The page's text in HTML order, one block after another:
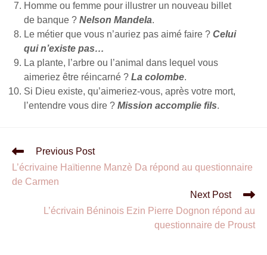
Homme ou femme pour illustrer un nouveau billet
de banque ? Nelson Mandela.
Le métier que vous n’auriez pas aimé faire ? Celui
qui n’existe pas…
La plante, l’arbre ou l’animal dans lequel vous
aimeriez être réincarné ? La colombe.
Si Dieu existe, qu’aimeriez-vous, après votre mort,
l’entendre vous dire ? Mission accomplie fils.
Previous Post
L’écrivaine Haïtienne Manzè Da répond au questionnaire
de Carmen
Next Post
L’écrivain Béninois Ezin Pierre Dognon répond au
questionnaire de Proust